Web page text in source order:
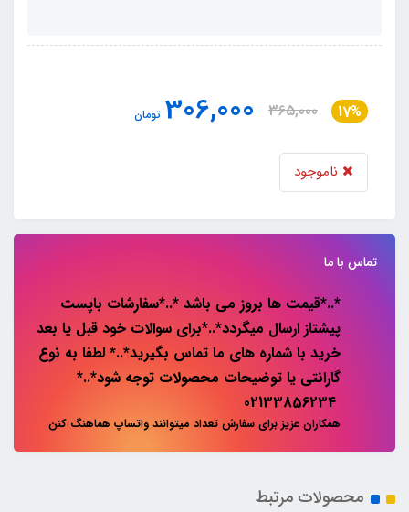
17%
365,000
306,000 تومان
ناموجود
تماس با ما
*..*قیمت ها بروز می باشد *..*سفارشات باپست
پیشتاز ارسال میگردد*..*برای سوالات خود قبل یا بعد
خرید با شماره های ما تماس بگیرید*..* لطفا به نوع
گارانتی یا توضیحات محصولات توجه شود*..*
همکاران عزیز برای سفارش تعداد میتوانند واتساپ هماهنگ کنن
محصولات مرتبط